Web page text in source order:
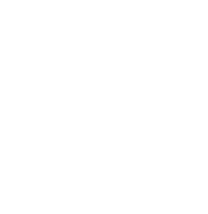
kad